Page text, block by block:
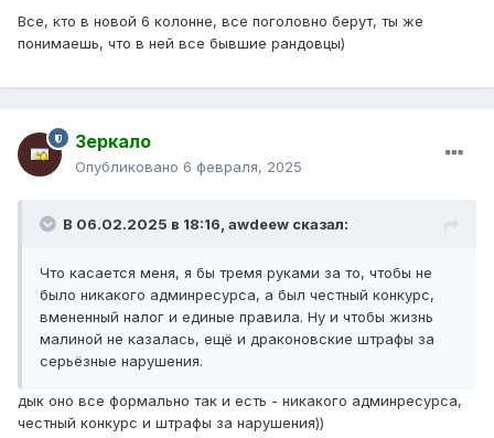
Все, кто в новой 6 колонне, все поголовно берут, ты же
понимаешь, что в ней все бывшие рандовцы)
Зеркало
Опубликовано 6 февраля, 2025
В 06.02.2025 в 18:16, awdeew сказал:
Что касается меня, я бы тремя руками за то, чтобы не
было никакого админресурса, а был честный конкурс,
вмененный налог и единые правила. Ну и чтобы жизнь
малиной не казалась, ещё и драконовские штрафы за
серьёзные нарушения.
дык оно все формально так и есть - никакого админресурса,
честный конкурс и штрафы за нарушения))